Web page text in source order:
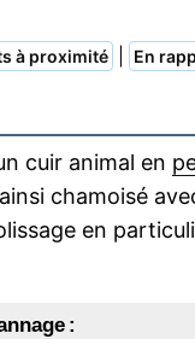
à proximité En
cuir animal en
chamoisé
en
: